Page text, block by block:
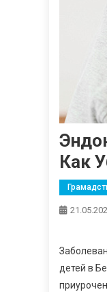
Как
детей в